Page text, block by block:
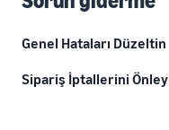
Genel Hataları Düzeltin
Sipariş İptallerini